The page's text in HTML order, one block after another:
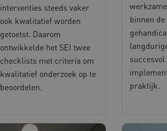
interventies steeds vaker
ook kwalitatief worden
getoetst. Daarom
ontwikkelde het SEI twee
checklists met criteria om
kwalitatief onderzoek op te
beoordelen.
binnen
succesvol
praktijk.